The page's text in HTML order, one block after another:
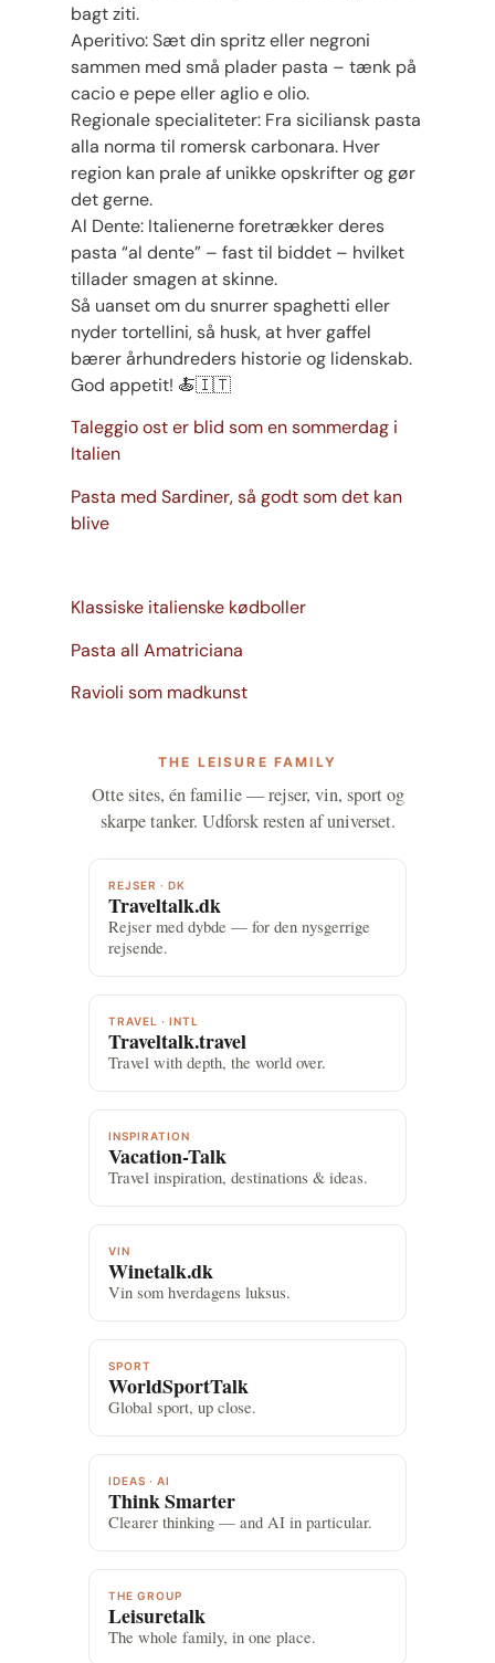
bagt ziti.
Aperitivo: Sæt din spritz eller negroni
sammen med små plader pasta – tænk på
cacio e pepe eller aglio e olio.
Regionale specialiteter: Fra siciliansk pasta
alla norma til romersk carbonara. Hver
region kan prale af unikke opskrifter og gør
det gerne.
Al Dente: Italienerne foretrækker deres
pasta “al dente” – fast til biddet – hvilket
tillader smagen at skinne.
Så uanset om du snurrer spaghetti eller
nyder tortellini, så husk, at hver gaffel
bærer århundreders historie og lidenskab.
God appetit! 🍝🇮🇹
Taleggio ost er blid som en sommerdag i
Italien
Pasta med Sardiner, så godt som det kan
blive
Klassiske italienske kødboller
Pasta all Amatriciana
Ravioli som madkunst
THE LEISURE FAMILY
Otte sites, én familie — rejser, vin, sport og
skarpe tanker. Udforsk resten af universet.
REJSER · DK
Traveltalk.dk
Rejser med dybde — for den nysgerrige
rejsende.
TRAVEL · INTL
Traveltalk.travel
Travel with depth, the world over.
INSPIRATION
Vacation-Talk
Travel inspiration, destinations & ideas.
VIN
Winetalk.dk
Vin som hverdagens luksus.
SPORT
WorldSportTalk
Global sport, up close.
IDEAS · AI
Think Smarter
Clearer thinking — and AI in particular.
THE GROUP
Leisuretalk
The whole family, in one place.